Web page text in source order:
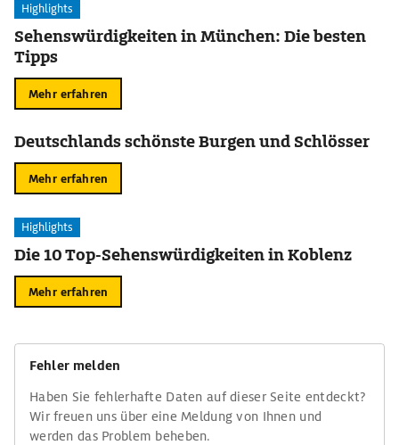
Highlights
Sehenswürdigkeiten in München: Die besten
Tipps
Mehr erfahren
Deutschlands schönste Burgen und Schlösser
Mehr erfahren
Highlights
Die 10 Top-Sehenswürdigkeiten in Koblenz
Mehr erfahren
Fehler melden
Haben Sie fehlerhafte Daten auf dieser Seite entdeckt?
Wir freuen uns über eine Meldung von Ihnen und
werden das Problem beheben.